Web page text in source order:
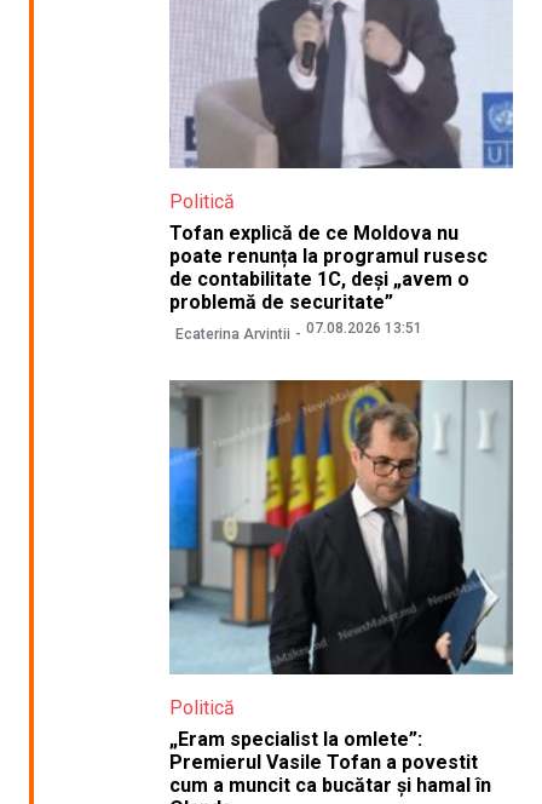
Politică
Tofan explică de ce Moldova nu
poate renunța la programul rusesc
de contabilitate 1C, deși „avem o
problemă de securitate”
Ecaterina Arvintii 07.08.2026 13:51
Politică
„Eram specialist la omlete”:
Premierul Vasile Tofan a povestit
cum a muncit ca bucătar și hamal în